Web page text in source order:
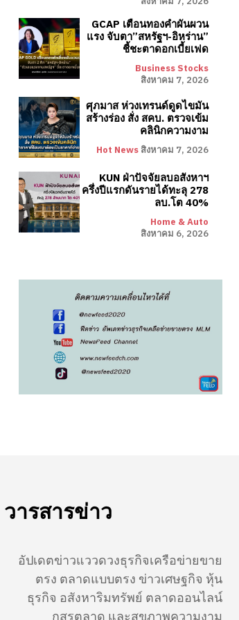
GCAP เตือนทองคำผันผวน
แรง จับตา”สหรัฐฯ-อิหร่าน”
ชี้ชะตาดอกเบี้ยเฟด
Business Stocks
สิงหาคม 7, 2026
ศุภมาส ห่วงเทรนด์ดูดไขมัน
สร้างร่อง สั่ง สคบ. ตรวจเข้ม
คลินิกความงาม
Hot News สิงหาคม 7, 2026
KUN ฝ่าปัจจัยลบอสังหาฯ
ครึ่งปีแรกดันรายได้ทะลุ 278
ลบ.โต 40%
Home & Auto
สิงหาคม 6, 2026
วารสารข่าว
อัปเดตข่าวแววดวงธุรกิจเครือข่ายขาย
ตรง ตลาดแบบตรง ข่าวเศษฐกิจ หุ้น
ธุรกิจ อสังหาริมทรัพย์ ตลาดออนไลน์
กสรตลาด และสุขภาพความงาม